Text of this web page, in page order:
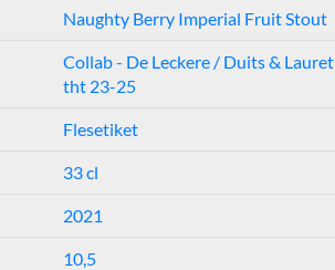
Naughty Berry Imperial Fruit Stout
Collab - De Leckere / Duits & Lauret
tht 23-25
Flesetiket
33 cl
2021
10,5